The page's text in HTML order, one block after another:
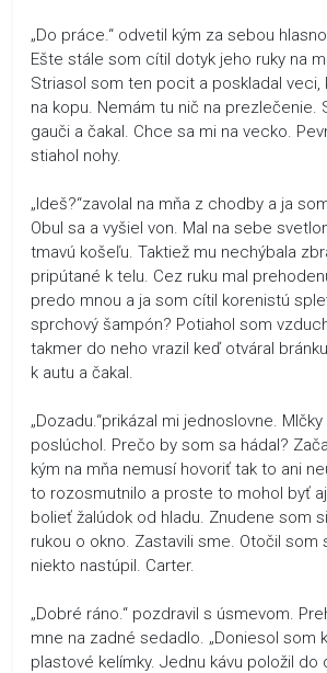
„Do práce.“ odvetil kým za sebou
Ešte stále som cítil dotyk jeho ruky na
Striasol som ten pocit a poskladal veci,
na kopu. Nemám tu nič na prezlečenie.
gauči a čakal. Chce sa mi na vecko.
stiahol nohy.
„Ideš?“zavolal na mňa z chodby a ja
Obul sa a vyšiel von. Mal na sebe
tmavú košeľu. Taktiež mu nechýbala
pripútané k telu. Cez ruku mal
predo mnou a ja som cítil korenistú
sprchový šampón? Potiahol som
takmer do neho vrazil keď otváral
k autu a čakal.
„Dozadu.“prikázal mi jednoslovne.
poslúchol. Prečo by som sa hádal?
kým na mňa nemusí hovoriť tak to ani
to rozosmutnilo a proste to mohol byť
bolieť žalúdok od hladu. Znudene som
rukou o okno. Zastavili sme. Otočil som
niekto nastúpil. Carter.
„Dobré ráno.“ pozdravil s úsmevom.
mne na zadné sedadlo. „Doniesol som
plastové kelímky. Jednu kávu položil do